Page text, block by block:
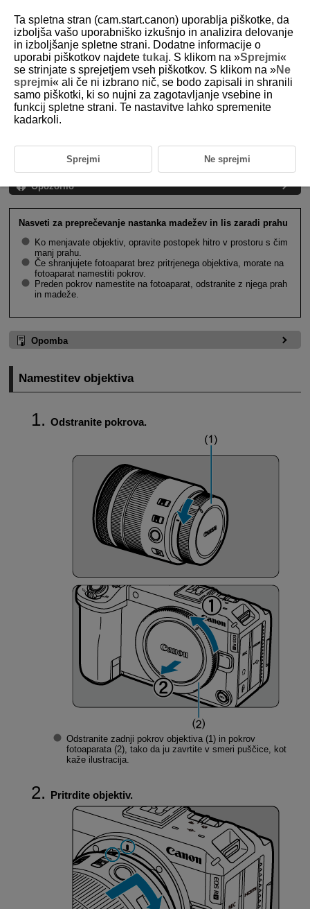
D388-021
Namestitev in odstranitev
objektivov RF/RF-S
Odstranitev objektiva
Opozorilo
Nasveti za preprečevanje nastanka madežev in lis zaradi prahu
Ko menjavate objektiv, opravite postopek hitro v prostoru s čim
manj prahu.
Če shranjujete fotoaparat brez pritrjenega objektiva, morate na
fotoaparat namestiti pokrov.
Preden pokrov namestite na fotoaparat, odstranite z njega prah
in madeže.
Opomba
Namestitev objektiva
Odstranite pokrova.
Odstranite zadnji pokrov objektiva (1) in pokrov
fotoaparata (2), tako da ju zavrtite v smeri puščice, kot
kaže ilustracija.
Pritrdite objektiv.
Ta spletna stran (cam.start.canon) uporablja piškotke, da
izboljša vašo uporabniško izkušnjo in analizira delovanje
in izboljšanje spletne strani. Dodatne informacije o
uporabi piškotkov najdete tukaj. S klikom na »Sprejmi«
se strinjate s sprejetjem vseh piškotkov. S klikom na »Ne
sprejmi« ali če ni izbrano nič, se bodo zapisali in shranili
samo piškotki, ki so nujni za zagotavljanje vsebine in
funkcij spletne strani. Te nastavitve lahko spremenite
kadarkoli.
Sprejmi Ne sprejmi